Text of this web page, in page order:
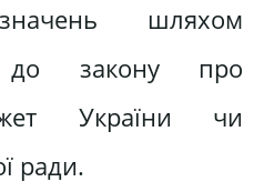
шляхом
до закону про
України чи
ради.